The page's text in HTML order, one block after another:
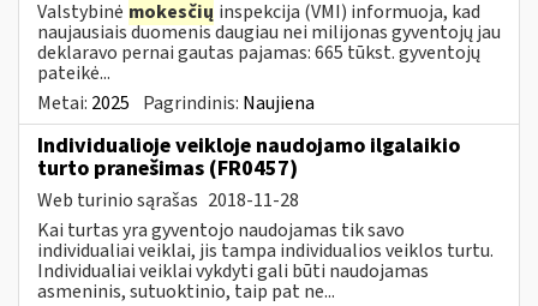
Valstybinė mokesčių inspekcija (VMI) informuoja, kad
naujausiais duomenis daugiau nei milijonas gyventojų jau
deklaravo pernai gautas pajamas: 665 tūkst. gyventojų
pateikė...
Metai: 2025 Pagrindinis: Naujiena
Individualioje veikloje naudojamo ilgalaikio
turto pranešimas (FR0457)
Web turinio sąrašas 2018-11-28
Kai turtas yra gyventojo naudojamas tik savo
individualiai veiklai, jis tampa individualios veiklos turtu.
Individualiai veiklai vykdyti gali būti naudojamas
asmeninis, sutuoktinio, taip pat ne...